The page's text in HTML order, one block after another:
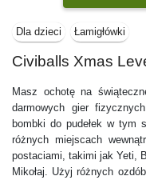
Dla dzieci Łamigłówki
Civiballs Xmas
Masz ochotę na
darmowych gier
bombki do pudełek w tym
różnych miejscach
postaciami, takimi jak Yeti,
Mikołaj. Użyj różnych